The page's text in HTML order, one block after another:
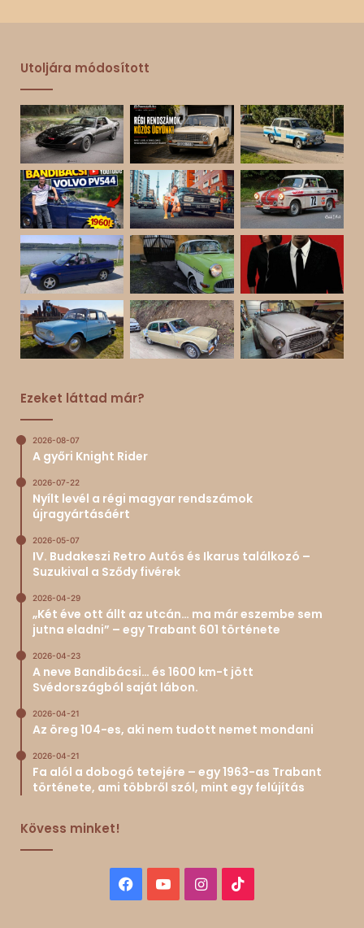
Utoljára módosított
Ezeket láttad már?
2026-08-07
A győri Knight Rider
2026-07-22
Nyílt levél a régi magyar rendszámok
újragyártásáért
2026-05-07
IV. Budakeszi Retro Autós és Ikarus találkozó –
Suzukival a Sződy fivérek
2026-04-29
„Két éve ott állt az utcán… ma már eszembe sem
jutna eladni” – egy Trabant 601 története
2026-04-23
A neve Bandibácsi… és 1600 km-t jött
Svédországból saját lábon.
2026-04-21
Az öreg 104-es, aki nem tudott nemet mondani
2026-04-21
Fa alól a dobogó tetejére – egy 1963-as Trabant
története, ami többről szól, mint egy felújítás
Kövess minket!
Facebook
YouTubeInstagram